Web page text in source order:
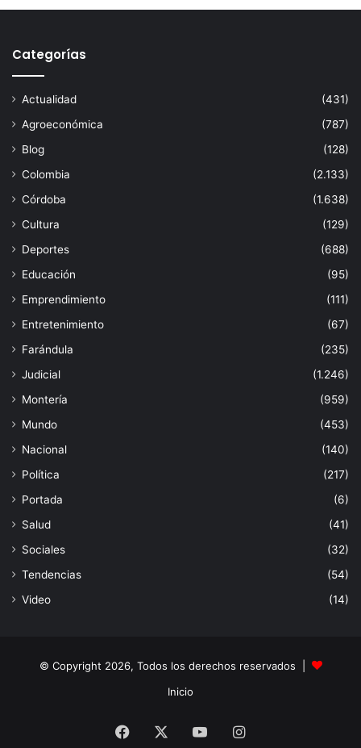
Categorías
Actualidad
(431)
Agroeconómica
(787)
Blog
(128)
Colombia
(2.133)
Córdoba
(1.638)
Cultura
(129)
Deportes
(688)
Educación
(95)
Emprendimiento
(111)
Entretenimiento
(67)
Farándula
(235)
Judicial
(1.246)
Montería
(959)
Mundo
(453)
Nacional
(140)
Política
(217)
Portada
(6)
Salud
(41)
Sociales
(32)
Tendencias
(54)
Video
(14)
© Copyright 2026, Todos los derechos reservados |
Inicio
Facebook YouTubeInstagram